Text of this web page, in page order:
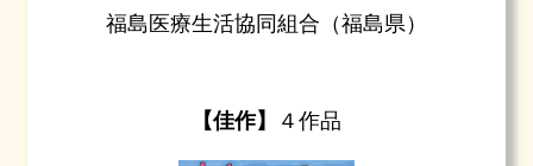
福島医療生活協同組合（福島県）
【佳作】 ４作品